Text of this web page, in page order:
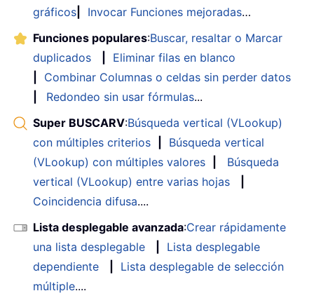
gráficos
Invocar Funciones mejoradas…
Funciones populares:Buscar, resaltar o Marcar
duplicados
Eliminar filas en blanco
Combinar Columnas o celdas sin perder datos
Redondeo sin usar fórmulas...
Super BUSCARV:Búsqueda vertical (VLookup)
con múltiples criterios
Búsqueda vertical
(VLookup) con múltiples valores
Búsqueda
vertical (VLookup) entre varias hojas
Coincidencia difusa....
Lista desplegable avanzada:Crear rápidamente
una lista desplegable
Lista desplegable
dependiente
Lista desplegable de selección
múltiple....